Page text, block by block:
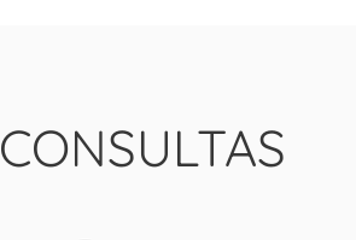
CONSULTAS